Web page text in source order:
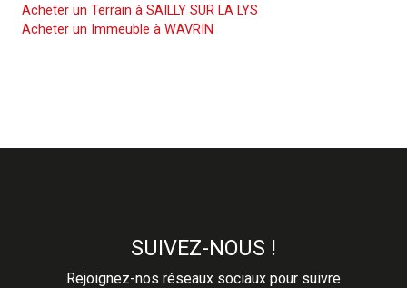
Acheter un Terrain à SAILLY SUR LA LYS
Acheter un Immeuble à WAVRIN
SUIVEZ-NOUS !
Rejoignez-nos réseaux sociaux pour suivre